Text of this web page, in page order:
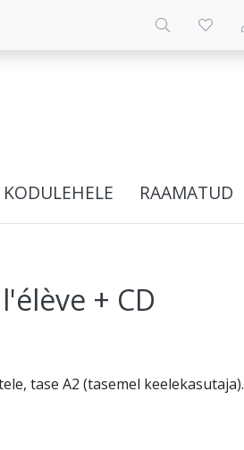
RAAMATUD
+ CD
tase A2 (tasemel keelekasutaja).